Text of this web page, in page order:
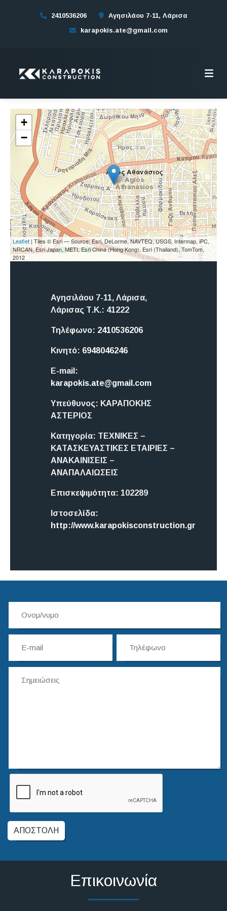
2410536206
Αγησιλάου 7-11, Λάρισα
karapokis.ate@gmail.com
+
−
Leaflet | Tiles © Esri — Source: Esri, DeLorme, NAVTEQ, USGS, Intermap, iPC,
NRCAN, Esri Japan, METI, Esri China (Hong Kong), Esri (Thailand), TomTom,
2012
Αγησιλάου 7-11, Λάρισα,
Λάρισας Τ.Κ.: 41222
Τηλέφωνο: 2410536206
Κινητό: 6948046246
E-mail:
karapokis.ate@gmail.com
Υπεύθυνος: ΚΑΡΑΠΟΚΗΣ
ΑΣΤΕΡΙΟΣ
Κατηγορία: ΤΕΧΝΙΚΕΣ –
ΚΑΤΑΣΚΕΥΑΣΤΙΚΕΣ ΕΤΑΙΡΙΕΣ –
ΑΝΑΚΑΙΝΙΣΕΙΣ –
ΑΝΑΠΑΛΑΙΩΣΕΙΣ
Επισκεψιμότητα: 102289
Ιστοσελίδα:
http://www.karapokisconstruction.gr
ΑΠΟΣΤΟΛΉ
Επικοινωνία